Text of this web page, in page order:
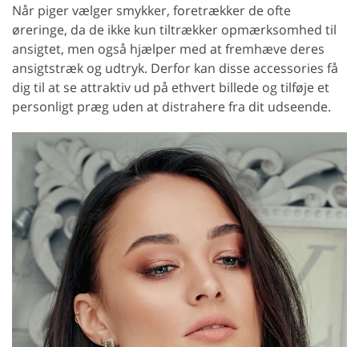
Når piger vælger smykker, foretrækker de ofte
øreringe, da de ikke kun tiltrækker opmærksomhed til
ansigtet, men også hjælper med at fremhæve deres
ansigtstræk og udtryk. Derfor kan disse accessories få
dig til at se attraktiv ud på ethvert billede og tilføje et
personligt præg uden at distrahere fra dit udseende.